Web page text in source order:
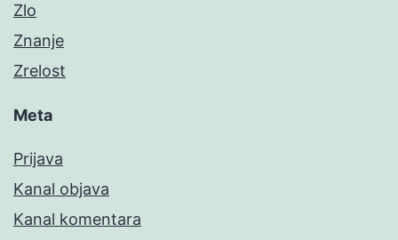
Zlo
Znanje
Zrelost
Meta
Prijava
Kanal objava
Kanal komentara